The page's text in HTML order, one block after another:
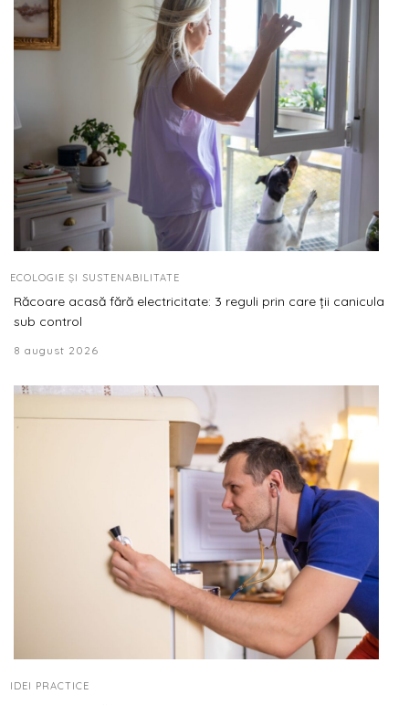
ECOLOGIE ȘI SUSTENABILITATE
Răcoare acasă fără electricitate: 3 reguli prin care ții canicula
sub control
8 august 2026
IDEI PRACTICE